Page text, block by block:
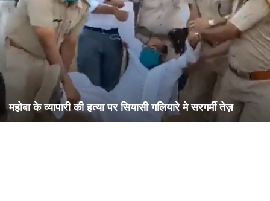
महोबा के व्यापारी की हत्या पर सियासी गलियारे मे सरगर्मी तेज़